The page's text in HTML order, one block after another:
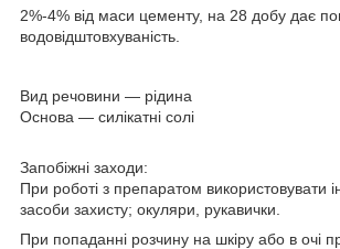
2%-4% від маси цементу, на 28 добу дає
водовідштовхуваність.
Вид речовини ― рідина
Основа ― силікатні солі
Запобіжні заходи:
При роботі з препаратом використовувати
засоби захисту; окуляри, рукавички.
При попаданні розчину на шкіру або в очі